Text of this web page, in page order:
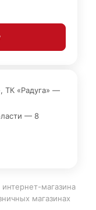
ТК «Радуга» —
— 8
магазина
магазинах